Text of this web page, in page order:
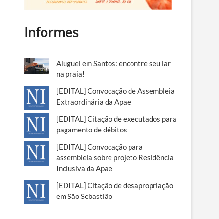
Informes
Aluguel em Santos: encontre seu lar
na praia!
[EDITAL] Convocação de Assembleia
Extraordinária da Apae
[EDITAL] Citação de executados para
pagamento de débitos
[EDITAL] Convocação para
assembleia sobre projeto Residência
Inclusiva da Apae
[EDITAL] Citação de desapropriação
em São Sebastião